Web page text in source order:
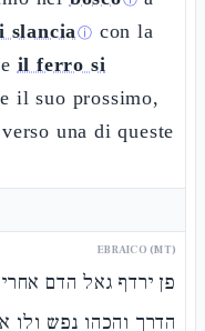
slanciaⓘ con la
il ferro si
il suo prossimo,
una di queste
EBRAICO (MT)
פן ירדף גאל הדם
הדרך והכהו נפש ולו